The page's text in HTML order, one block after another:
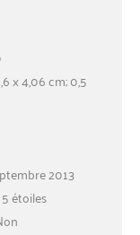
x 4,06 cm; 0,5
2013
étoiles